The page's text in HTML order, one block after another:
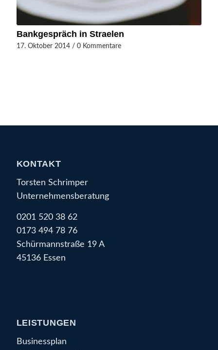
Bankgespräch in Straelen
17. Oktober 2014 / 0 Kommentare
KONTAKT
Torsten Schrimper
Unternehmensberatung
0201 520 38 62
0173 494 78 76
Schürmannstraße 19 A
45136 Essen
LEISTUNGEN
Businessplan